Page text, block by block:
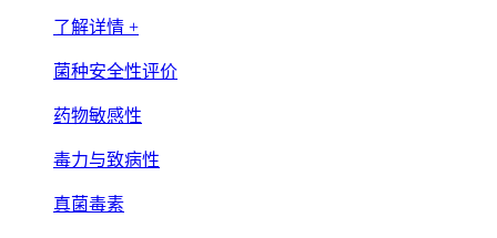
了解详情 +
菌种安全性评价
药物敏感性
毒力与致病性
真菌毒素